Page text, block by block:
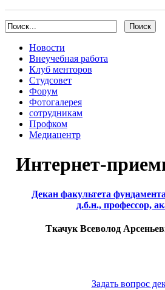
Новости
Внеучебная работа
Клуб менторов
Студсовет
Форум
Фотогалерея
сотрудникам
Профком
Медиацентр
Интернет-
Декан факультета
д.б.н., профессор,
Ткачук Всеволод
Задать вопрос